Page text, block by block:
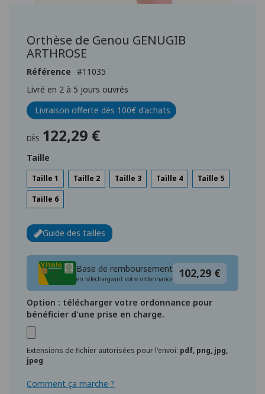
Galerie
Orthèse de Genou GENUGIB
ARTHROSE
Référence
11035
Livré en 2 à 5 jours ouvrés
Livraison offerte dès 100€ d'achats
DÈS 122,29 €
Taille
Taille 1 Taille 2 Taille 3 Taille 4 Taille 5
Taille 6
Guide des tailles
Base de remboursement
en téléchargeant votre ordonnance 102,29 €
Option : télécharger votre ordonnance pour
bénéficier d'une prise en charge.
Extensions de fichier autorisées pour l'envoi: pdf, png, jpg,
jpeg
Comment ça marche ?